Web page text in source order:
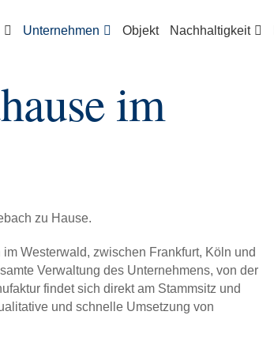
Unternehmen Objekt Nachhaltigkeit
im
zu Hause.
Westerwald, zwischen Frankfurt, Köln und
Verwaltung des Unternehmens, von der
findet sich direkt am Stammsitz und
und schnelle Umsetzung von